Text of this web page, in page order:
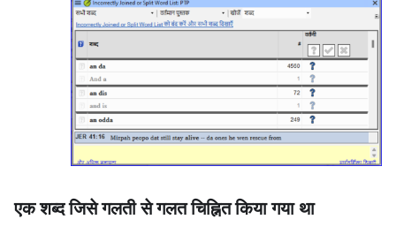
एक शब्द जिसे गलती से गलत चिह्नित किया गया था